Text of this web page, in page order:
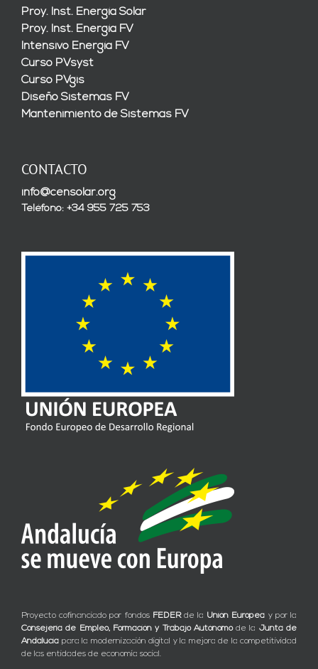
Proy. Inst. Energía Solar
Proy. Inst. Energía FV
Intensivo Energía FV
Curso PVsyst
Curso PVgis
Diseño Sistemas FV
Mantenimiento de Sistemas FV
CONTACTO
info@censolar.org
Teléfono: +34 955 725 753
Proyecto cofinanciado por fondos FEDERde la Unión Europea y por la
Consejería de Empleo, Formación y Trabajo Autónomode la Junta de
Andalucía para la modernización digital y la mejora de la competitividad
de las entidades de economía social.